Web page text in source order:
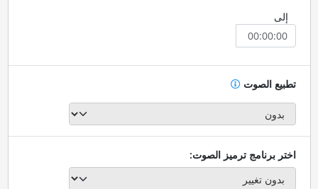
إلى
تطبيع الصوت
اختر برنامج ترميز الصوت: